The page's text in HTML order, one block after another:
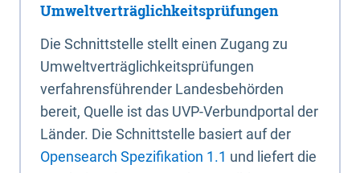
Umweltverträglichkeitsprüfungen
Die Schnittstelle stellt einen Zugang zu
Umweltverträglichkeitsprüfungen
verfahrensführender Landesbehörden
bereit, Quelle ist das UVP-Verbundportal der
Länder. Die Schnittstelle basiert auf der
Opensearch Spezifikation 1.1 und liefert die